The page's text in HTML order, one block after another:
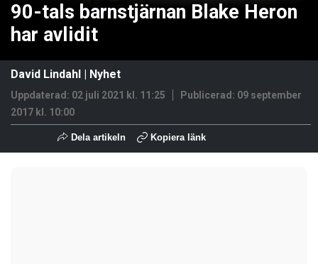
90-tals barnstjärnan Blake Heron
har avlidit
David Lindahl | Nyhet
Uppdaterad: 02 juli 2021 kl. 11:25 Publicerad: 09 september
2017 kl. 10:00
Dela artikeln Kopiera länk